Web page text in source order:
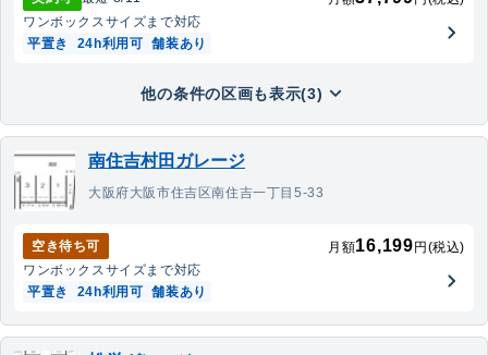
ワンボックスサイズまで対応
平置き
24h利用可 舗装あり
他の条件の区画も表示(3)
南住吉村田ガレージ
大阪府大阪市住吉区南住吉一丁目5-33
空き待ち可 月額16,199 円(税込)
ワンボックスサイズまで対応
平置き
24h利用可 舗装あり